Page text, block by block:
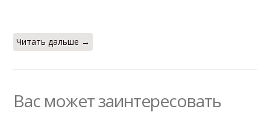
Читать дальше →
Вас может заинтересовать